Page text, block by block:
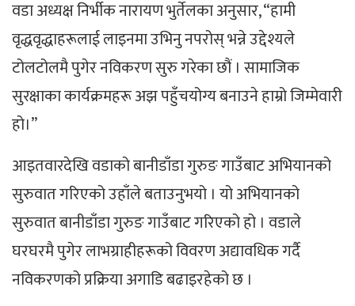
वडा अध्यक्ष निर्भीक नारायण भुर्तेलका अनुसार, “हामी
वृद्धवृद्धाहरूलाई लाइनमा उभिनु नपरोस् भन्ने उद्देश्यले
टोलटोलमै पुगेर नविकरण सुरु गरेका छौं । सामाजिक
सुरक्षाका कार्यक्रमहरू अझ पहुँचयोग्य बनाउने हाम्रो जिम्मेवारी
हो।”
आइतवारदेखि वडाको बानीडाँडा गुरुङ गाउँबाट अभियानको
सुरुवात गरिएको उहाँले बताउनुभयो । यो अभियानको
सुरुवात बानीडाँडा गुरुङ गाउँबाट गरिएको हो । वडाले
घरघरमै पुगेर लाभग्राहीहरूको विवरण अद्यावधिक गर्दै
नविकरणको प्रक्रिया अगाडि बढाइरहेको छ ।